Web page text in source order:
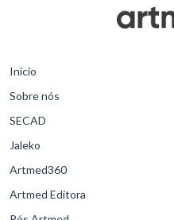
Início
Sobre nós
SECAD
Jaleko
Artmed360
Artmed Editora